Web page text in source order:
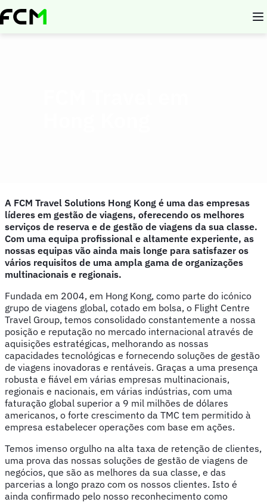
Skip
to
A FCM Travel Solutions Hong Kong é uma das empresas
líderes em gestão de viagens, oferecendo os melhores
serviços de reserva e de gestão de viagens da sua classe.
Com uma equipa profissional e altamente experiente, as
nossas equipas vão ainda mais longe para satisfazer os
vários requisitos de uma ampla gama de organizações
multinacionais e regionais.
Fundada em 2004, em Hong Kong, como parte do icónico
grupo de viagens global, cotado em bolsa, o Flight Centre
Travel Group, temos consolidado constantemente a nossa
posição e reputação no mercado internacional através de
aquisições estratégicas, melhorando as nossas
capacidades tecnológicas e fornecendo soluções de gestão
de viagens inovadoras e rentáveis. Graças a uma presença
robusta e fiável em várias empresas multinacionais,
regionais e nacionais, em várias indústrias, com uma
faturação global superior a 9 mil milhões de dólares
americanos, o forte crescimento da TMC tem permitido à
empresa estabelecer operações com base em ações.
Temos imenso orgulho na alta taxa de retenção de clientes,
uma prova das nossas soluções de gestão de viagens de
negócios, que são as melhores da sua classe, e das
parcerias a longo prazo com os nossos clientes. Isto é
ainda confirmado pelo nosso reconhecimento como